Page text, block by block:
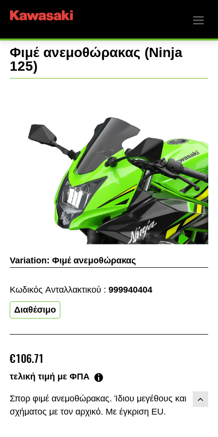
Φιμέ ανεμοθώρακας (Ninja
125)
Σπορ φιμέ ανεμοθώρακας. Ίδιου μεγέθους και
σχήματος με τον αρχικό. Με έγκριση EU.
€106.71
τελική τιμή με ΦΠΑ
Variation: Φιμέ ανεμοθώρακας
Κωδικός Aνταλλακτικού : 999940404
Διαθέσιμο